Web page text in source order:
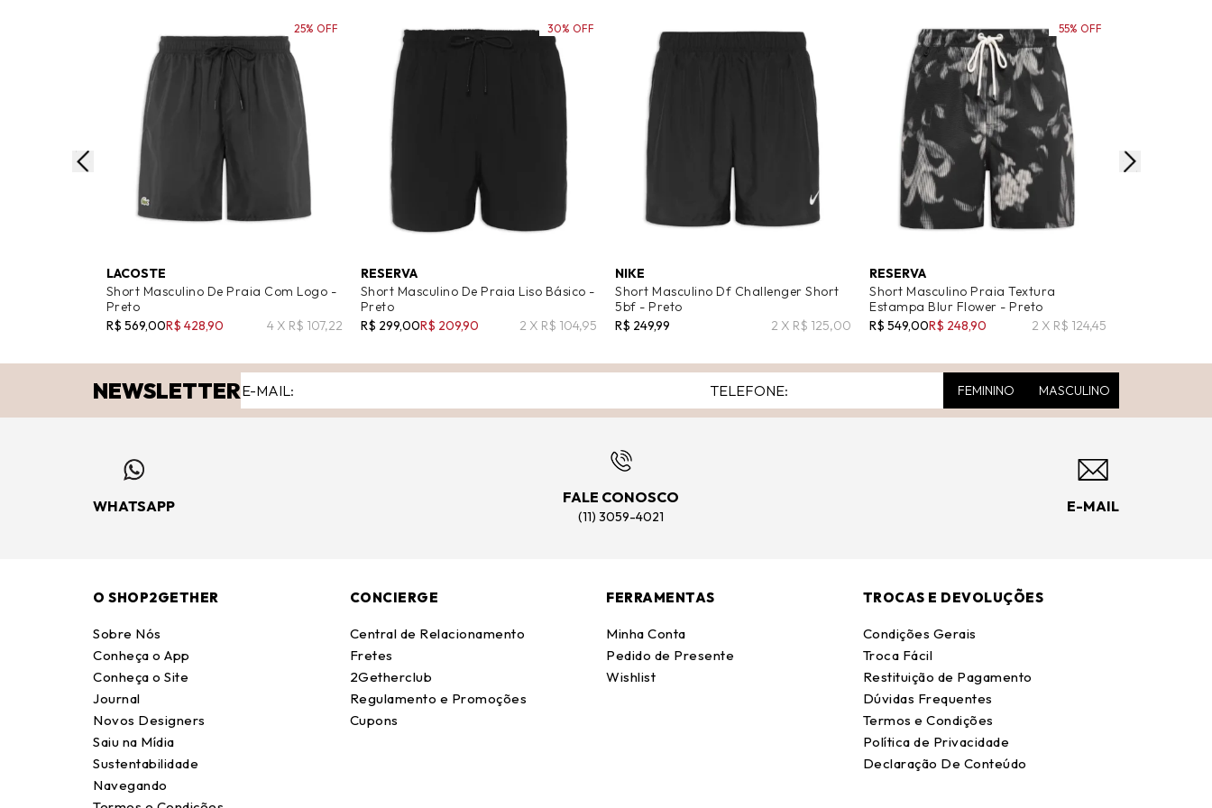
LACOSTE
Short Masculino De Praia Com Logo -
Preto
R$ 569,00R$ 428,90 4 X R$ 107,22
25% OFF
RESERVA
Short Masculino De Praia Liso Básico -
Preto
R$ 299,00R$ 209,90 2 X R$ 104,95
30% OFF
NIKE
Short Masculino Df Challenger Short
5bf - Preto
R$ 249,99
2 X R$ 125,00
RESERVA
Short Masculino Praia Textura
Estampa Blur Flower - Preto
R$ 549,00R$ 248,90 2 X R$ 124,45
55% OFF
NEWSLETTER FEMININO MASCULINO
WHATSAPP
FALE CONOSCO
(11) 3059-4021
E-MAIL
O SHOP2GETHER
Sobre Nós
Conheça o App
Conheça o Site
Journal
Novos Designers
Saiu na Mídia
Sustentabilidade
Navegando
CONCIERGE
Central de Relacionamento
Fretes
2Getherclub
Regulamento e Promoções
Cupons
FERRAMENTAS
Minha Conta
Pedido de Presente
Wishlist
TROCAS E DEVOLUÇÕES
Condições Gerais
Troca Fácil
Restituição de Pagamento
Dúvidas Frequentes
Termos e Condições
Política de Privacidade
Declaração De Conteúdo